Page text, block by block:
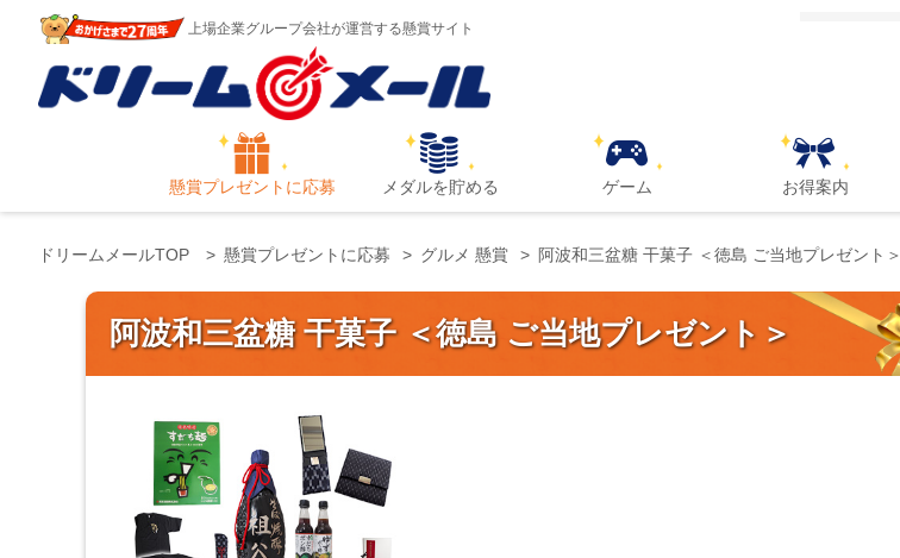
上場企業グループ会社が運営する懸賞サイト
懸賞プレゼントに応募 メダルを貯める ゲーム お得案内
ドリームメールTOP 懸賞プレゼントに応募 グルメ 懸賞 阿波和三盆糖 干菓子 ＜徳島 ご当地プレゼント＞
阿波和三盆糖 干菓子 ＜徳島 ご当地プレゼント＞